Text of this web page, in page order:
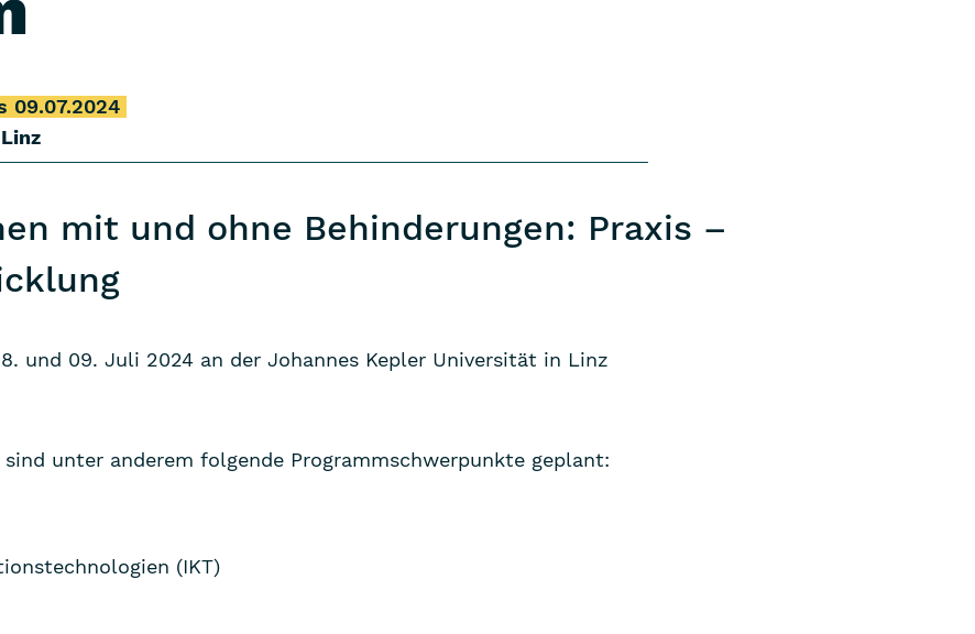
09.07.2024
mit und ohne Behinderungen: Praxis –
und 09. Juli 2024 an der Johannes Kepler Universität in Linz
sind unter anderem folgende Programmschwerpunkte geplant:
(IKT)